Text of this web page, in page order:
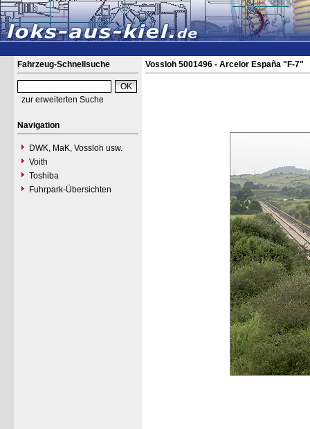
Fahrzeug-Schnellsuche
zur erweiterten Suche
Navigation
DWK, MaK, Vossloh usw.
Voith
Toshiba
Fuhrpark-Übersichten
Vossloh 5001496 - Arcelor España "F-7"